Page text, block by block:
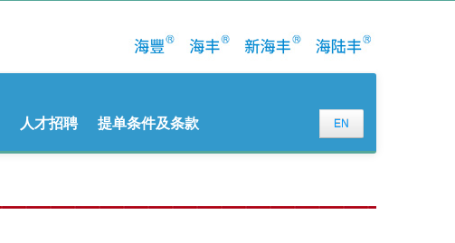
EN
人才招聘 提单条件及条款